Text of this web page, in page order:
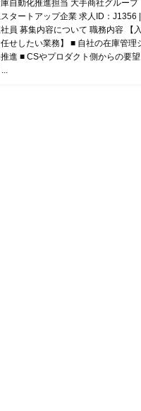
自動化推進担当 大手商社グループ
タートアップ企業 求人ID：J1356 |
員 募集内容について 職務内容 【入
せしたい業務】 ■ 自社の在庫管理
進 ■ CSやプロダクト側からの要望